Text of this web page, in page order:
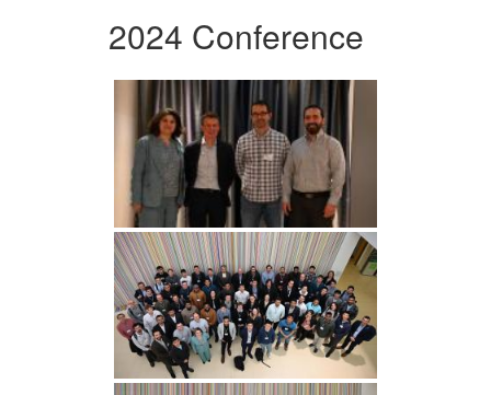
2024 Conference